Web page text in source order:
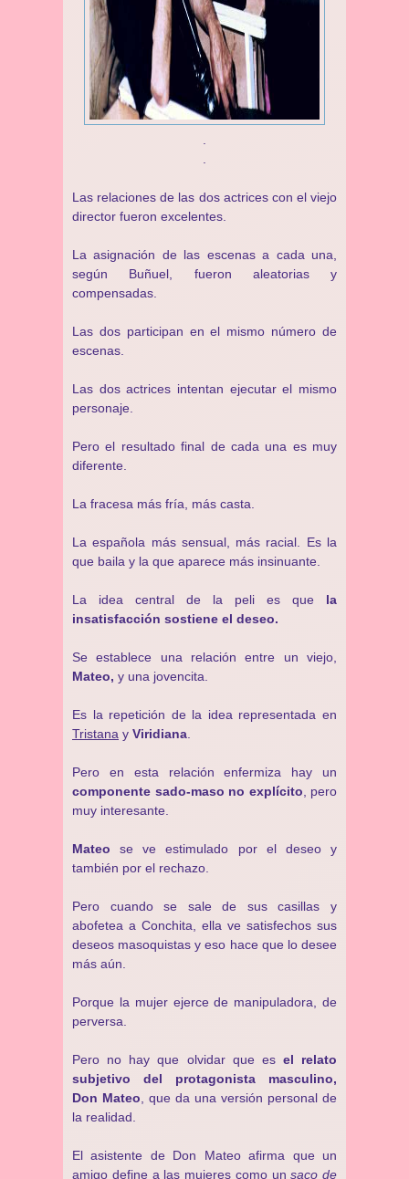
Las relaciones de las dos actrices con el viejo
director fueron excelentes.
La asignación de las escenas a cada una,
según Buñuel, fueron aleatorias y
compensadas.
Las dos participan en el mismo número de
escenas.
Las dos actrices intentan ejecutar el mismo
personaje.
Pero el resultado final de cada una es muy
diferente.
La fracesa más fría, más casta.
La española más sensual, más racial. Es la
que baila y la que aparece más insinuante.
La idea central de la peli es que la
insatisfacción sostiene el deseo.
Se establece una relación entre un viejo,
Mateo, y una jovencita.
Es la repetición de la idea representada en
Tristana y Viridiana
Pero en esta relación enfermiza hay un
componente sado-maso no explícito , pero
muy interesante.
Mateo se ve estimulado por el deseo y
también por el rechazo.
Pero cuando se sale de sus casillas y
abofetea a Conchita, ella ve satisfechos sus
deseos masoquistas y eso hace que lo desee
más aún.
Porque la mujer ejerce de manipuladora, de
perversa.
Pero no hay que olvidar que es el relato
subjetivo del protagonista masculino,
Don Mateo , que da una versión personal de
la realidad.
El asistente de Don Mateo afirma que un
amigo define a las mujeres como unsaco de